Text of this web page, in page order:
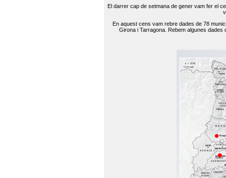
El darrer cap de setmana de gener vam fer el
En aquest cens vam rebre dades de 78
Girona i Tarragona. Rebem algunes